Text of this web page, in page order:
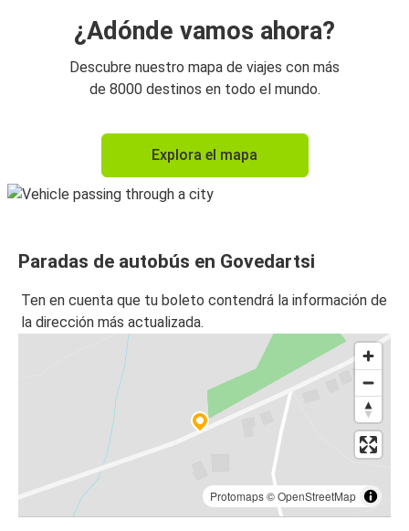
¿Adónde vamos ahora?
Descubre nuestro mapa de viajes con más
de 8000 destinos en todo el mundo.
Explora el mapa
Paradas de autobús en Govedartsi
Ten en cuenta que tu boleto contendrá la información de
la dirección más actualizada.
Protomaps©OpenStreetMap